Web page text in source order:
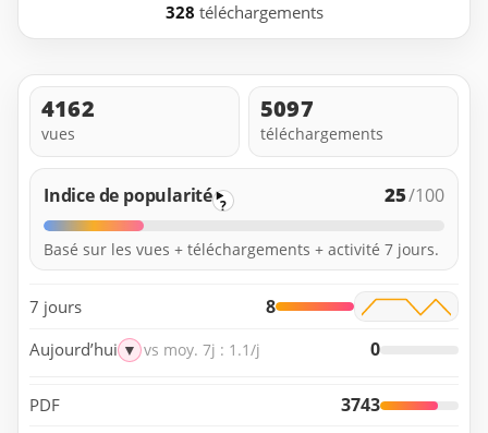
328 téléchargements
4162
vues
5097
téléchargements
Indice de popularité ? 25/100
Basé sur les vues + téléchargements + activité 7 jours.
7 jours 8
Aujourd’hui ▼ vs moy. 7j : 1.1/j 0
PDF 3743